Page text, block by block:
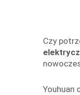
Czy
Youhuan